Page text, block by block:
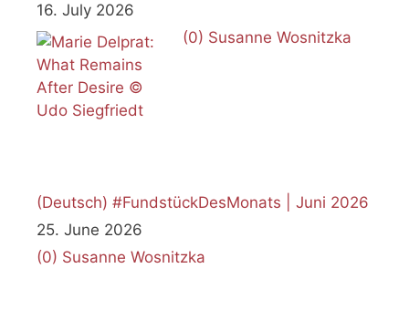
16. July 2026
(0) Susanne Wosnitzka
(Deutsch) #FundstückDesMonats | Juni 2026
25. June 2026
(0) Susanne Wosnitzka